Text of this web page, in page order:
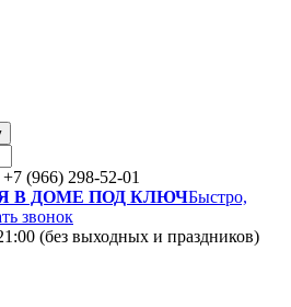
+7 (966) 298-52-01
В ДОМЕ ПОД КЛЮЧБыстро,
звонок
(без выходных и праздников)